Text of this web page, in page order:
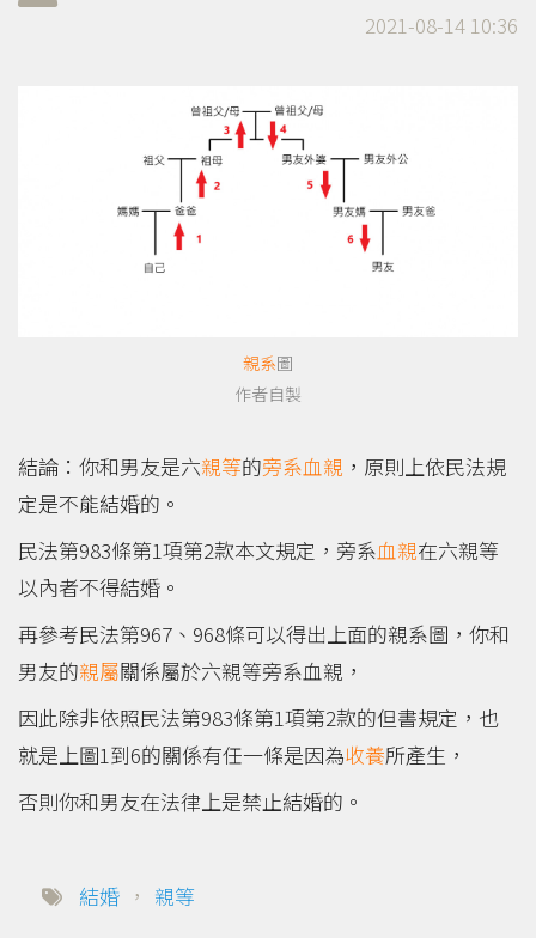
2021-08-14 10:36
親系圖
作者自製
結論：你和男友是六親等的旁系血親 ，原則上依民法規
定是不能結婚的。
民法第983條第1項第2款本文規定，旁系血親在六親等
以內者不得結婚。
再參考民法第967、968條可以得出上面的親系圖，你和
男友的親屬關係屬於六親等旁系血親，
因此除非依照民法第983條第1項第2款的但書規定，也
就是上圖1到6的關係有任一條是因為收養所產生，
否則你和男友在法律上是禁止結婚的。
結婚 ， 親等